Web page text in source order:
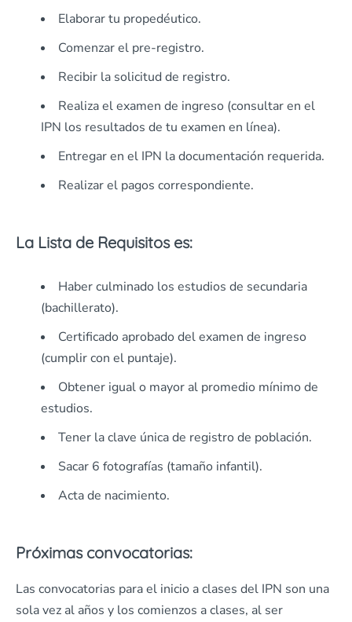
Elaborar tu propedéutico.
Comenzar el pre-registro.
Recibir la solicitud de registro.
Realiza el examen de ingreso (consultar en el
IPN los resultados de tu examen en línea).
Entregar en el IPN la documentación requerida.
Realizar el pagos correspondiente.
La Lista de Requisitos es:
Haber culminado los estudios de secundaria
(bachillerato).
Certificado aprobado del examen de ingreso
(cumplir con el puntaje).
Obtener igual o mayor al promedio mínimo de
estudios.
Tener la clave única de registro de población.
Sacar 6 fotografías (tamaño infantil).
Acta de nacimiento.
Próximas convocatorias:
Las convocatorias para el inicio a clases del IPN son una
sola vez al años y los comienzos a clases, al ser